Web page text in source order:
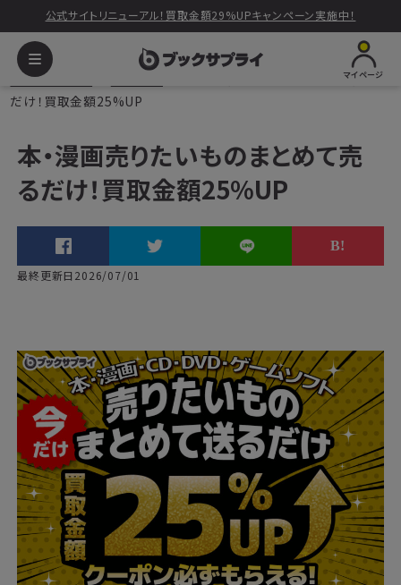
公式サイトリニューアル！買取金額29%UPキャンペーン実施中！
マイページ
ブックサプライ
本・漫画売りたいものまとめて売る
だけ！買取金額25%UP
本・漫画売りたいものまとめて売
るだけ！買取金額25%UP
最終更新日2026/07/01